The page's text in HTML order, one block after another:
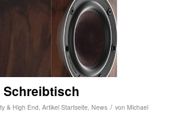
Schreibtisch
& High End, Artikel Startseite, News / von Michael